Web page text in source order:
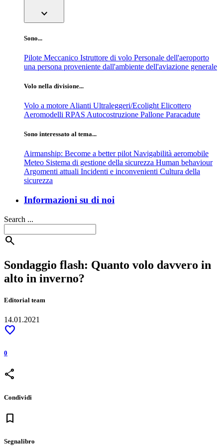
expand_more
Sono...
Pilote Meccanico Istruttore di volo Personale dell'aeroporto
una persona proveniente dall'ambiente dell'aviazione generale
Volo nella divisione...
Volo a motore Alianti Ultraleggeri/Ecolight Elicottero
Aeromodelli RPAS Autocostruzione Pallone Paracadute
Sono interessato al tema...
Airmanship: Become a better pilot Navigabilità aeromobile
Meteo Sistema di gestione della sicurezza Human behaviour
Argomenti attuali Incidenti e inconvenienti Cultura della
sicurezza
Informazioni su di noi
Search ...
search
Sondaggio flash: Quanto volo davvero in
alto in inverno?
Editorial team
14.01.2021
favorite
0
share
Condividi
bookmark
Segnalibro